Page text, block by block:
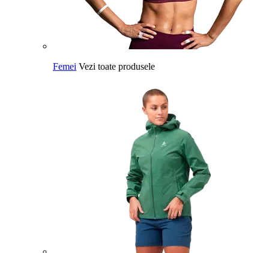
Femei Vezi toate produsele